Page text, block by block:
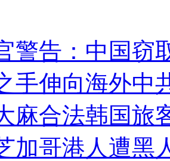
警告：中国窃
手伸向海外中
麻合法韩国旅
加哥港人遭黑